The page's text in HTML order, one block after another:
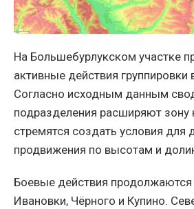
На Большебурлукском участке
активные действия группировки
Согласно исходным данным
подразделения расширяют зону
стремятся создать условия для
продвижения по высотам и
Боевые действия продолжаются
Ивановки, Чёрного и Купино.